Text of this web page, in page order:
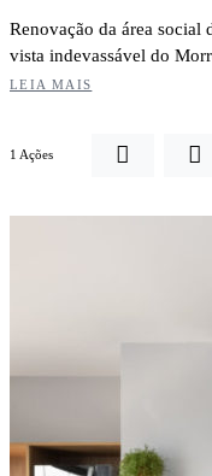
Renovação da área social
vista indevassável do
LEIA MAIS
1 Ações